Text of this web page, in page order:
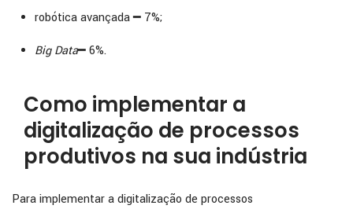
robótica avançada ━ 7%;
Big Data━ 6%.
Como implementar a
digitalização de processos
produtivos na sua indústria
Para implementar a digitalização de processos